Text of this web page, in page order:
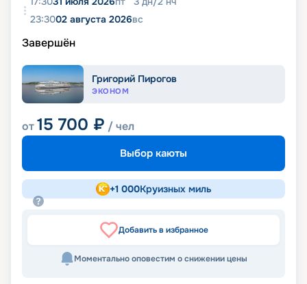
23:3002 августа 2026вс
Завершён
Григорий Пирогов
ЭКОНОМ
от15 700 ₽ / чел
Выбор каюты
+1 000Круизных миль
Добавить в избранное
Моментально оповестим о снижении цены